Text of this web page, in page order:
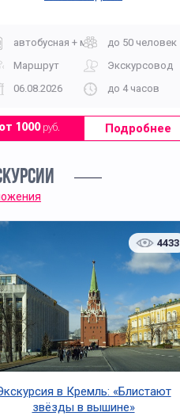
автобусная + музей до 50 человек
Маршрут
Экскурсовод
06.08.2026
до 4 часов
от 1000руб. Подробнее
4433
в Кремль: «Блистают
звёзды в вышине»